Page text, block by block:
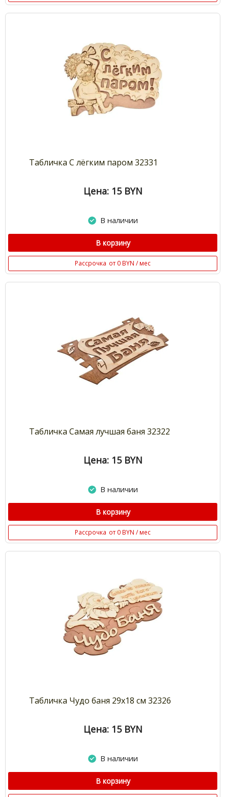
Табличка С лёгким паром 32331
Цена: 15 BYN
В наличии
В корзину
Рассрочка от 0 BYN / мес
Табличка Самая лучшая баня 32322
Цена: 15 BYN
В наличии
В корзину
Рассрочка от 0 BYN / мес
Табличка Чудо баня 29х18 см 32326
Цена: 15 BYN
В наличии
В корзину